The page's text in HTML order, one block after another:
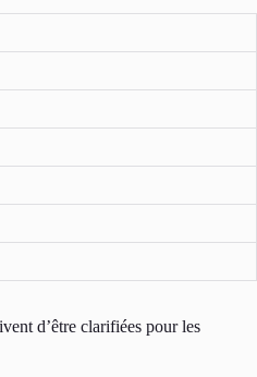
d’être clarifiées pour les